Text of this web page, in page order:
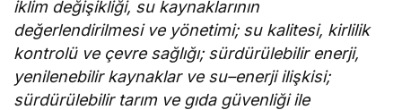
iklim değişikliği, su kaynaklarının
değerlendirilmesi ve yönetimi; su kalitesi, kirlilik
kontrolü ve çevre sağlığı; sürdürülebilir enerji,
yenilenebilir kaynaklar ve su–enerji ilişkisi;
sürdürülebilir tarım ve gıda güvenliği ile